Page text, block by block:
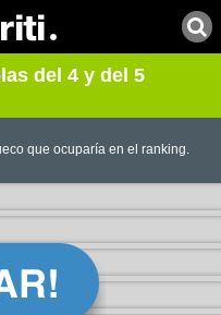
del 4 y del 5
que ocuparía en el ranking.